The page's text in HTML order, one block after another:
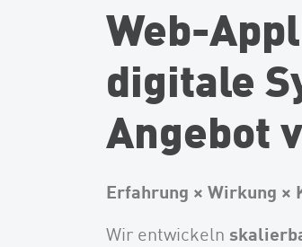
Web-
digitale
Angebot
Erfahrung × Wirkung ×
Wir entwickeln